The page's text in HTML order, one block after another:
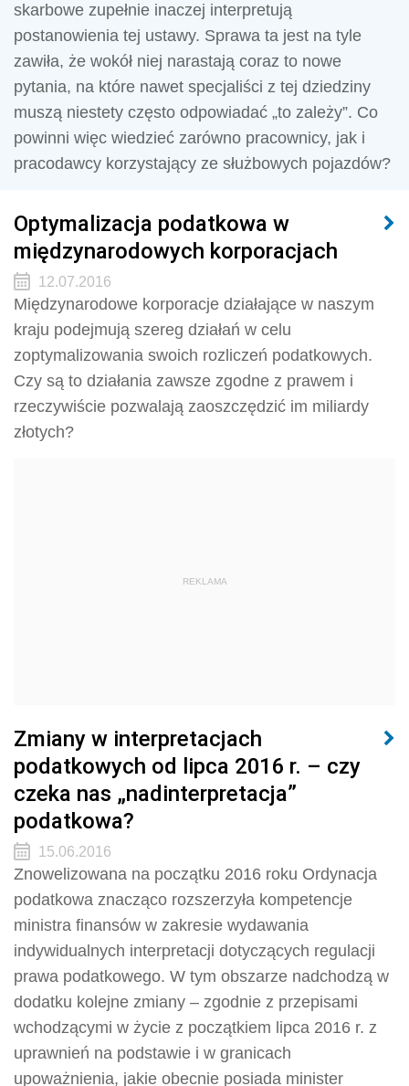
skarbowe zupełnie inaczej interpretują
postanowienia tej ustawy. Sprawa ta jest na tyle
zawiła, że wokół niej narastają coraz to nowe
pytania, na które nawet specjaliści z tej dziedziny
muszą niestety często odpowiadać „to zależy”. Co
powinni więc wiedzieć zarówno pracownicy, jak i
pracodawcy korzystający ze służbowych pojazdów?
Optymalizacja podatkowa w
międzynarodowych korporacjach
12.07.2016
Międzynarodowe korporacje działające w naszym
kraju podejmują szereg działań w celu
zoptymalizowania swoich rozliczeń podatkowych.
Czy są to działania zawsze zgodne z prawem i
rzeczywiście pozwalają zaoszczędzić im miliardy
złotych?
REKLAMA
Zmiany w interpretacjach
podatkowych od lipca 2016 r. – czy
czeka nas „nadinterpretacja”
podatkowa?
15.06.2016
Znowelizowana na początku 2016 roku Ordynacja
podatkowa znacząco rozszerzyła kompetencje
ministra finansów w zakresie wydawania
indywidualnych interpretacji dotyczących regulacji
prawa podatkowego. W tym obszarze nadchodzą w
dodatku kolejne zmiany – zgodnie z przepisami
wchodzącymi w życie z początkiem lipca 2016 r. z
uprawnień na podstawie i w granicach
upoważnienia, jakie obecnie posiada minister